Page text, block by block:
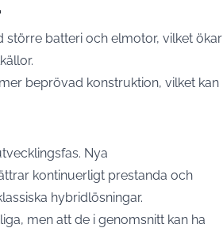
batteri och elmotor, vilket ökar
beprövad konstruktion, vilket kan
Nya
kontinuerligt prestanda och
hybridlösningar.
men att de i genomsnitt kan ha